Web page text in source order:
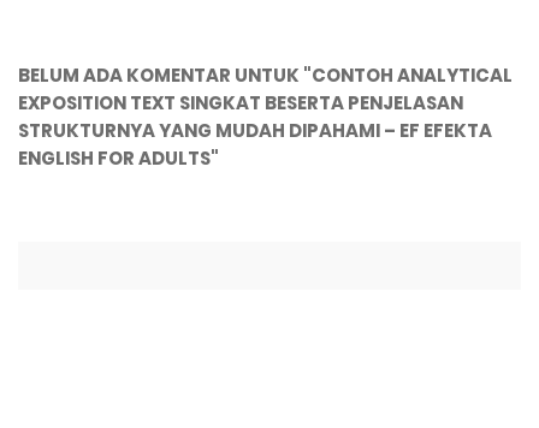
BELUM ADA KOMENTAR UNTUK "CONTOH ANALYTICAL
EXPOSITION TEXT SINGKAT BESERTA PENJELASAN
STRUKTURNYA YANG MUDAH DIPAHAMI – EF EFEKTA
ENGLISH FOR ADULTS"